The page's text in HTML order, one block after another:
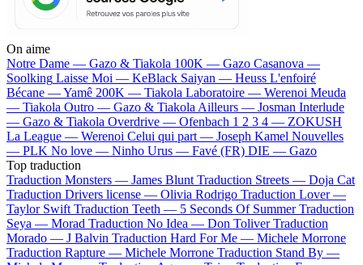
On aime
Notre Dame — Gazo & Tiakola 100K — Gazo Casanova —
Soolking Laisse Moi — KeBlack Saiyan — Heuss L'enfoiré
Bécane —Yamê 200K — Tiakola Laboratoire — Werenoi Meuda
— Tiakola Outro — Gazo & Tiakola Ailleurs — Josman Interlude
— Gazo & Tiakola Overdrive — Ofenbach 1 2 3 4 — ZOKUSH
La League — Werenoi Celui qui part — Joseph Kamel Nouvelles
— PLK No love — Ninho Urus — Favé (FR) DIE — Gazo
Top traduction
Traduction Monsters — James Blunt Traduction Streets — Doja Cat
Traduction Drivers license — Olivia Rodrigo Traduction Lover —
Taylor Swift Traduction Teeth — 5 Seconds Of Summer Traduction
Seya — Morad Traduction No Idea — Don Toliver Traduction
Morado — J Balvin Traduction Hard For Me — Michele Morrone
Traduction Rapture — Michele Morrone Traduction Stand By —